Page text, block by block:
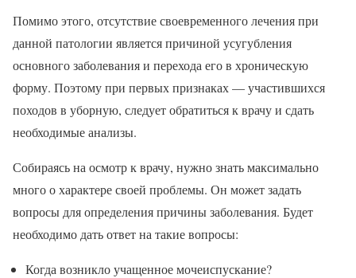
Помимо этого, отсутствие своевременного лечения при
данной патологии является причиной усугубления
основного заболевания и перехода его в хроническую
форму. Поэтому при первых признаках — участившихся
походов в уборную, следует обратиться к врачу и сдать
необходимые анализы.
Собираясь на осмотр к врачу, нужно знать максимально
много о характере своей проблемы. Он может задать
вопросы для определения причины заболевания. Будет
необходимо дать ответ на такие вопросы:
Когда возникло учащенное мочеиспускание?